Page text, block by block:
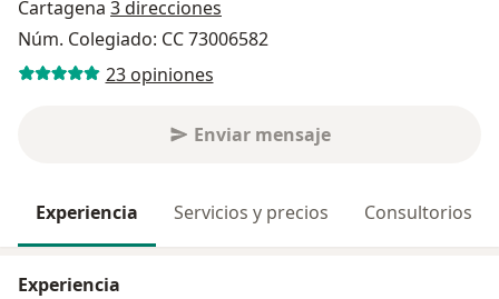
Cartagena 3 direcciones
Núm. Colegiado: CC 73006582
23 opiniones
Enviar mensaje
Experiencia Servicios y precios Consultorios
Experiencia